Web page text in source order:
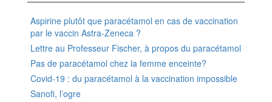
Aspirine plutôt que paracétamol en cas de vaccination
par le vaccin Astra-Zeneca ?
Lettre au Professeur Fischer, à propos du paracétamol
Pas de paracétamol chez la femme enceinte?
Covid-19 : du paracétamol à la vaccination impossible
Sanofi, l’ogre